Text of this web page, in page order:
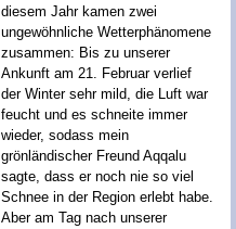
diesem Jahr kamen zwei
ungewöhnliche Wetterphänomene
zusammen: Bis zu unserer
Ankunft am 21. Februar verlief
der Winter sehr mild, die Luft war
feucht und es schneite immer
wieder, sodass mein
grönländischer Freund Aqqalu
sagte, dass er noch nie so viel
Schnee in der Region erlebt habe.
Aber am Tag nach unserer